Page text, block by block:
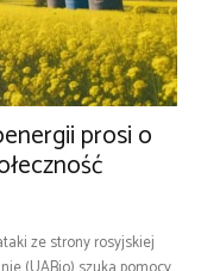
prosi o
ze strony rosyjskiej